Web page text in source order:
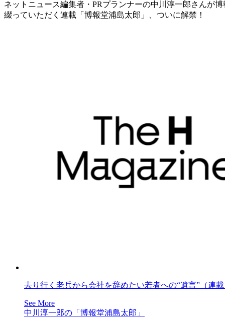
ネットニュース編集者・PRプランナーの中川淳一郎さんが
綴っていただく連載「博報堂浦島太郎」、ついに解禁！
去り行く老兵から会社を辞めたい若者への“遺言”（連
See More
中川淳一郎の「博報堂浦島太郎」